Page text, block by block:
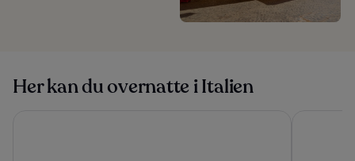
Her kan du overnatte i Italien